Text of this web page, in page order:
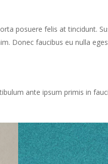
posuere felis at tincidunt.
Donec faucibus eu nulla
ante ipsum primis in